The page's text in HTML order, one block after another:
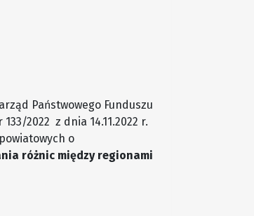
Państwowego Funduszu
2022 z dnia 14.11.2022 r.
o
różnic między regionami